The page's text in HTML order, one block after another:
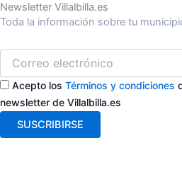
Newsletter Villalbilla.es
Toda la información sobre tu
Acepto los Términos y condiciones
newsletter de Villalbilla.es
SUSCRIBIRSE